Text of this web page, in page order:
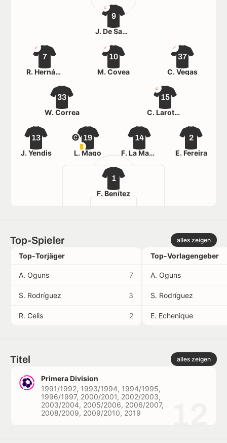
1
F. Benítez
13
J. Yendis
19
L. Mago
14
F. La Mantía
2
E. Fereira
33
W. Correa
15
C. Larotonda
7
R. Hernández
10
M. Covea
37
C. Vegas
9
J. De Santis
Top-Spieler alles zeigen
Top-Torjäger
A. Oguns 7
S. Rodríguez 3
R. Celis 2
Top-Vorlagengeber
A. Oguns
S. Rodríguez
E. Echenique
Titel alles zeigen
Primera Division
1991/1992, 1993/1994, 1994/1995,
1996/1997, 2000/2001, 2002/2003,
2003/2004, 2005/2006, 2006/2007,
2008/2009, 2009/2010, 2019